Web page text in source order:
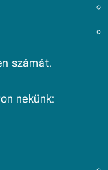
számát.
nekünk: